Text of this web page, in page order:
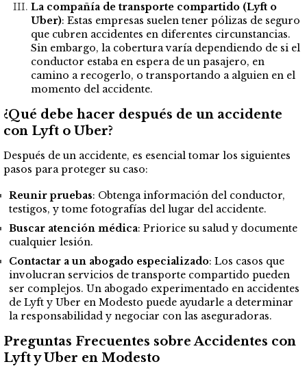
La compañía de transporte compartido (Lyft o
Uber): Estas empresas suelen tener pólizas de seguro
que cubren accidentes en diferentes circunstancias.
Sin embargo, la cobertura varía dependiendo de si el
conductor estaba en espera de un pasajero, en
camino a recogerlo, o transportando a alguien en el
momento del accidente.
¿Qué debe hacer después de un accidente
con Lyft o Uber?
Después de un accidente, es esencial tomar los siguientes
pasos para proteger su caso:
Reunir pruebas: Obtenga información del conductor,
testigos, y tome fotografías del lugar del accidente.
Buscar atención médica: Priorice su salud y documente
cualquier lesión.
Contactar a un abogado especializado: Los casos que
involucran servicios de transporte compartido pueden
ser complejos. Un abogado experimentado en accidentes
de Lyft y Uber en Modesto puede ayudarle a determinar
la responsabilidad y negociar con las aseguradoras.
Preguntas Frecuentes sobre Accidentes con
Lyft y Uber en Modesto